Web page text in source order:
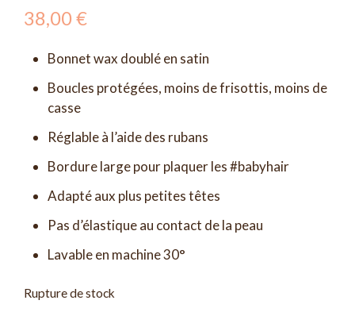
38,00€
Bonnet wax doublé en satin
Boucles protégées, moins de frisottis, moins de
casse
Réglable à l’aide des rubans
Bordure large pour plaquer les #babyhair
Adapté aux plus petites têtes
Pas d’élastique au contact de la peau
Lavable en machine 30°
Rupture de stock